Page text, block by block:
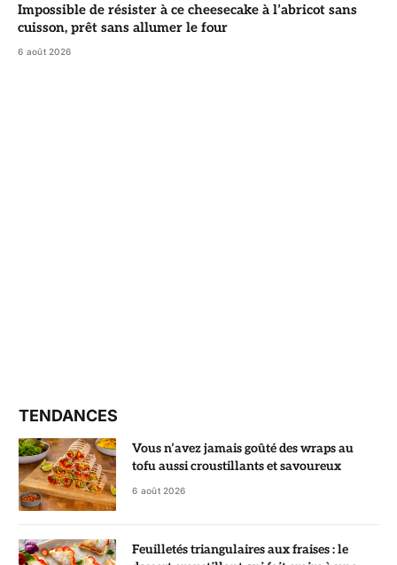
Impossible de résister à ce cheesecake à l’abricot sans
cuisson, prêt sans allumer le four
6 août 2026
TENDANCES
Vous n’avez jamais goûté des wraps au
tofu aussi croustillants et savoureux
6 août 2026
Feuilletés triangulaires aux fraises : le